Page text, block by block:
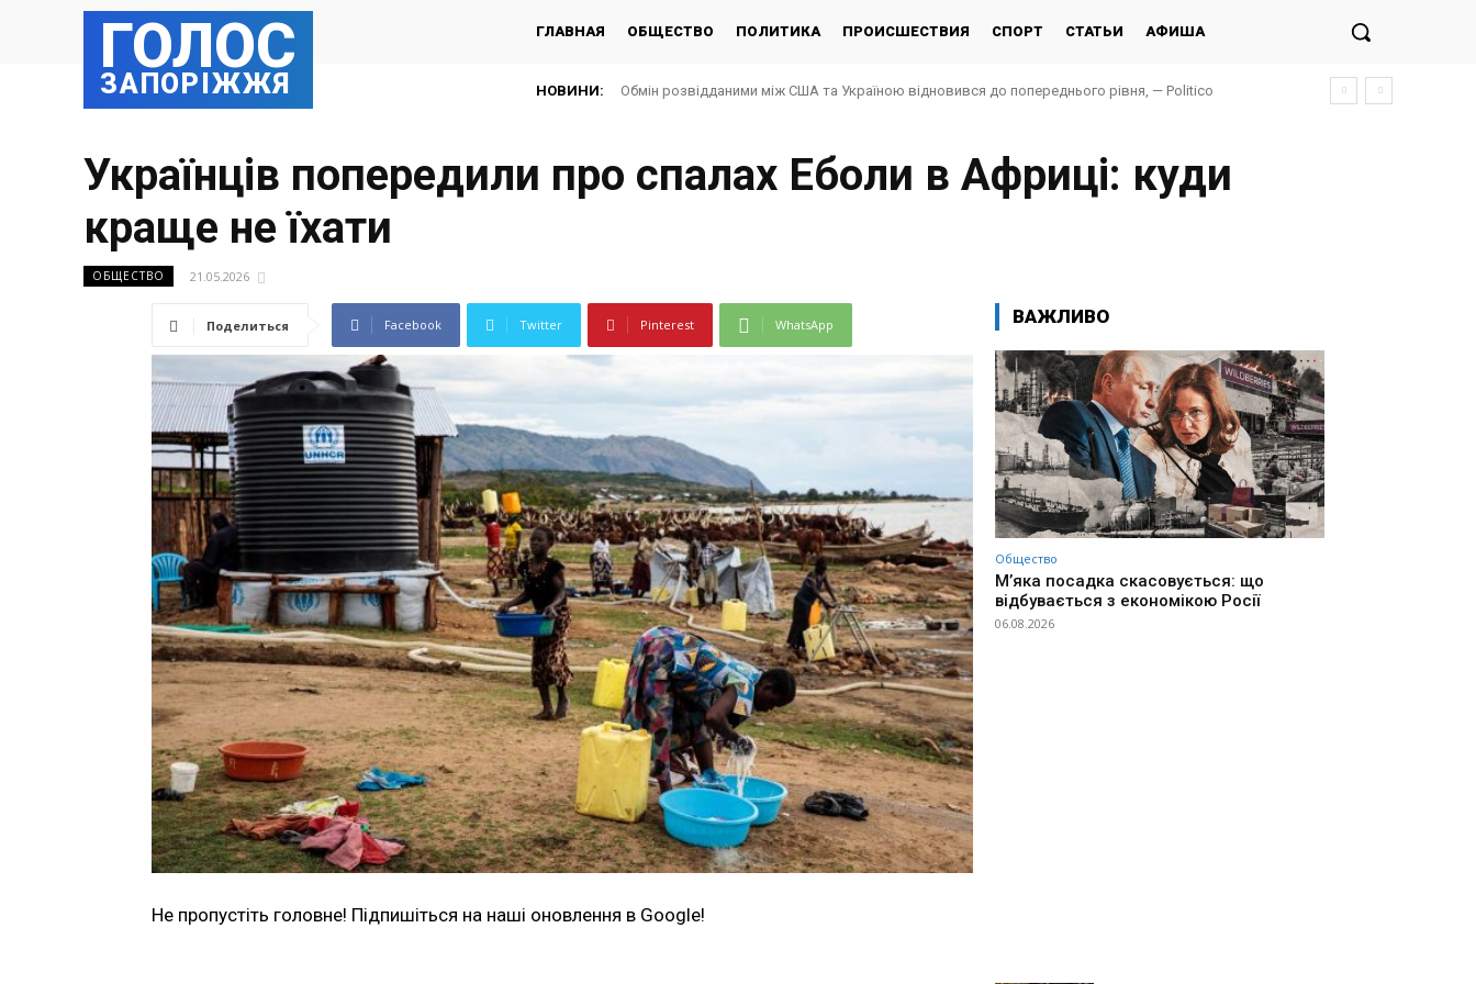
ГОЛОС
ЗАПОРІЖЖЯ
ГЛАВНАЯ ОБЩЕСТВО ПОЛИТИКА ПРОИСШЕСТВИЯ СПОРТ СТАТЬИ АФИША
НОВИНИ: Обмін розвідданими між США та Україною відновився до попереднього рівня, — Politico
Українців попередили про спалах Еболи в Африці: куди
краще не їхати
ОБЩЕСТВО 21.05.2026
Поделиться Facebook Twitter Pinterest WhatsApp
Не пропустіть головне! Підпишіться на наші оновлення в Google!
ВАЖЛИВО
Общество
М’яка посадка скасовується: що
відбувається з економікою Росії
06.08.2026